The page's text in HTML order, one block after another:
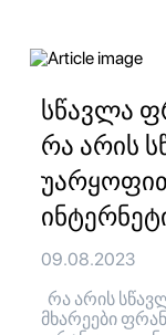
სწავლა
რა არის
09.08.2023
რა არის
მხარეები